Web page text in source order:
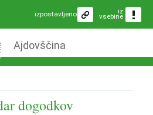
iz
vsebine
izpostavljeno
Ajdovščina
dogodkov